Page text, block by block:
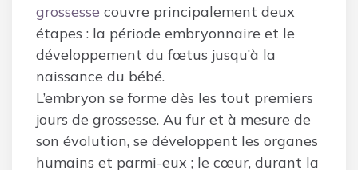
grossesse couvre principalement deux
étapes : la période embryonnaire et le
développement du fœtus jusqu’à la
naissance du bébé.
L’embryon se forme dès les tout premiers
jours de grossesse. Au fur et à mesure de
son évolution, se développent les organes
humains et parmi-eux ; le cœur, durant la